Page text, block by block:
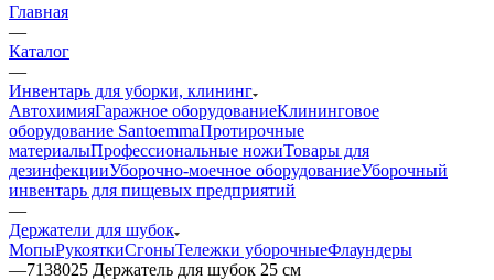
Главная
—
Каталог
—
Инвентарь для уборки, клининг
АвтохимияГаражное оборудованиеКлининговое
оборудование SantoemmaПротирочные
материалыПрофессиональные ножиТовары для
дезинфекцииУборочно-моечное оборудованиеУборочный
инвентарь для пищевых предприятий
—
Держатели для шубок
МопыРукояткиСгоныТележки уборочныеФлаундеры
—7138025 Держатель для шубок 25 см